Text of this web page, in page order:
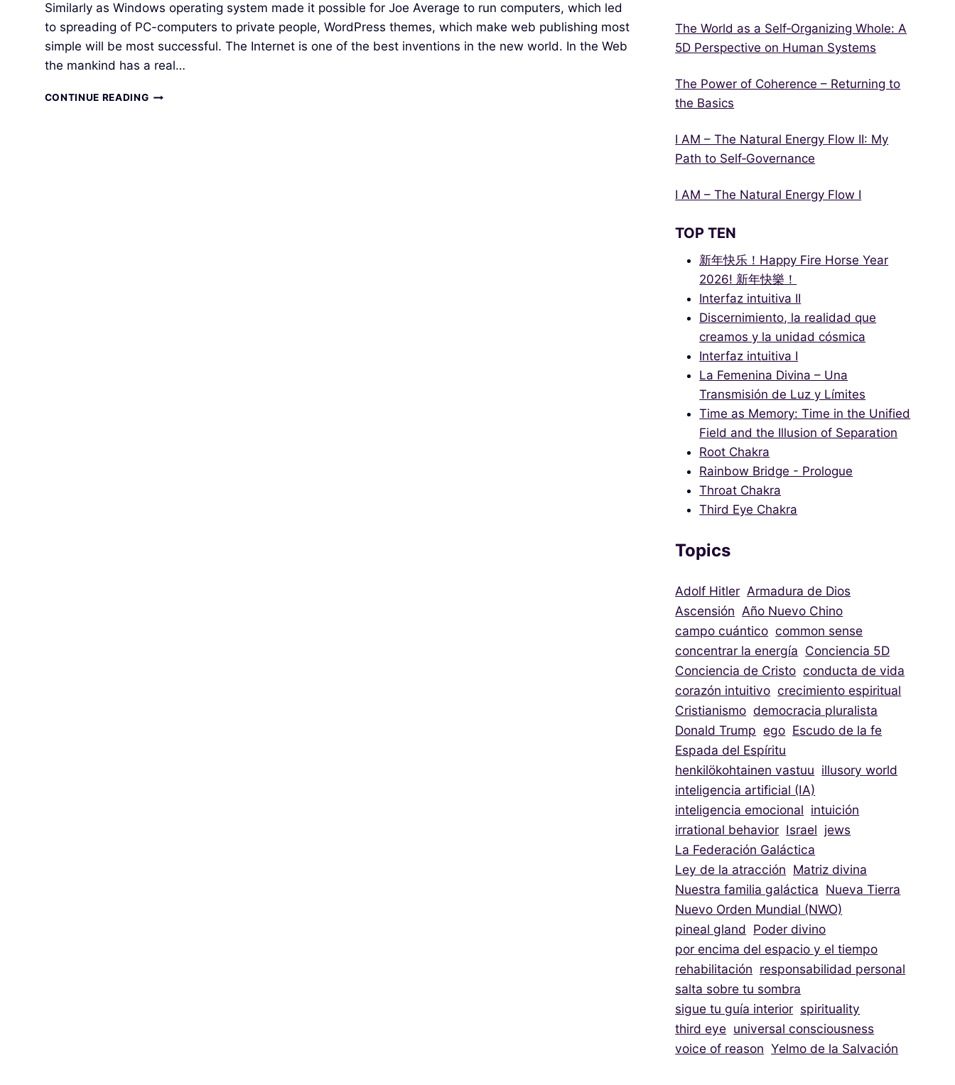
Similarly as Windows operating system made it possible for Joe Average to run computers, which led
to spreading of PC-computers to private people, WordPress themes, which make web publishing most
simple will be most successful. The Internet is one of the best inventions in the new world. In the Web
the mankind has a real…
CONTINUE READINGINTERNET
The World as a Self‑Organizing Whole: A
5D Perspective on Human Systems
The Power of Coherence – Returning to
the Basics
I AM – The Natural Energy Flow II: My
Path to Self‑Governance
I AM – The Natural Energy Flow I
TOP TEN
新年快乐！Happy Fire Horse Year
2026! 新年快樂！
Interfaz intuitiva II
Discernimiento, la realidad que
creamos y la unidad cósmica
Interfaz intuitiva I
La Femenina Divina – Una
Transmisión de Luz y Límites
Time as Memory: Time in the Unified
Field and the Illusion of Separation
Root Chakra
Rainbow Bridge - Prologue
Throat Chakra
Third Eye Chakra
Topics
Adolf Hitler Armadura de Dios
Ascensión Año Nuevo Chino
campo cuántico common sense
concentrar la energía Conciencia 5D
Conciencia de Cristo conducta de vida
corazón intuitivo crecimiento espiritual
Cristianismo democracia pluralista
Donald Trump ego Escudo de la fe
Espada del Espíritu
henkilökohtainen vastuu illusory world
inteligencia artificial (IA)
inteligencia emocional intuición
irrational behavior Israel jews
La Federación Galáctica
Ley de la atracción Matriz divina
Nuestra familia galáctica Nueva Tierra
Nuevo Orden Mundial (NWO)
pineal gland Poder divino
por encima del espacio y el tiempo
rehabilitación responsabilidad personal
salta sobre tu sombra
sigue tu guía interior spirituality
third eye universal consciousness
voice of reason Yelmo de la Salvación